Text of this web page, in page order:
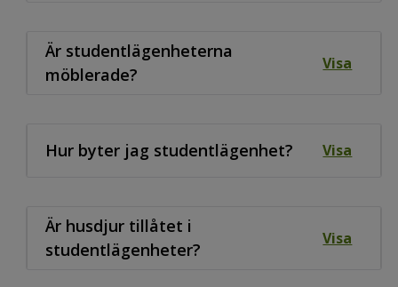
Är studentlägenheterna
möblerade?
Visa
Hur byter jag studentlägenhet? Visa
Är husdjur tillåtet i
studentlägenheter?
Visa